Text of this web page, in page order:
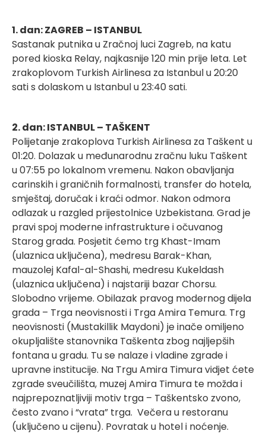
1. dan: ZAGREB – ISTANBUL
Sastanak putnika u Zračnoj luci Zagreb, na katu
pored kioska Relay, najkasnije 120 min prije leta. Let
zrakoplovom Turkish Airlinesa za Istanbul u 20:20
sati s dolaskom u Istanbul u 23:40 sati.
2. dan: ISTANBUL – TAŠKENT
Polijetanje zrakoplova Turkish Airlinesa za Taškent u
01:20. Dolazak u međunarodnu zračnu luku Taškent
u 07:55 po lokalnom vremenu. Nakon obavljanja
carinskih i graničnih formalnosti, transfer do hotela,
smještaj, doručak i kraći odmor. Nakon odmora
odlazak u razgled prijestolnice Uzbekistana. Grad je
pravi spoj moderne infrastrukture i očuvanog
Starog grada. Posjetit ćemo trg Khast-Imam
(ulaznica uključena), medresu Barak-Khan,
mauzolej Kafal-al-Shashi, medresu Kukeldash
(ulaznica uključena) i najstariji bazar Chorsu.
Slobodno vrijeme. Obilazak pravog modernog dijela
grada – Trga neovisnosti i Trga Amira Temura. Trg
neovisnosti (Mustakillik Maydoni) je inače omiljeno
okupljalište stanovnika Taškenta zbog najljepših
fontana u gradu. Tu se nalaze i vladine zgrade i
upravne institucije. Na Trgu Amira Timura vidjet ćete
zgrade sveučilišta, muzej Amira Timura te možda i
najprepoznatljiviji motiv trga – Taškentsko zvono,
često zvano i “vrata” trga. Večera u restoranu
(uključeno u cijenu). Povratak u hotel i noćenje.